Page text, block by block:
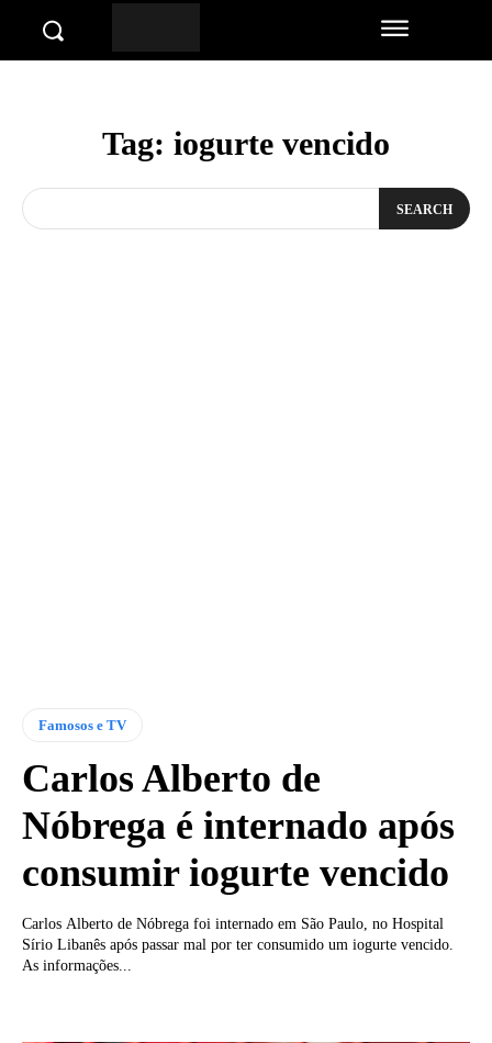
Tag: iogurte vencido
SEARCH
Famosos e TV
Carlos Alberto de
Nóbrega é internado após
consumir iogurte vencido
Carlos Alberto de Nóbrega foi internado em São Paulo, no Hospital
Sírio Libanês após passar mal por ter consumido um iogurte vencido.
As informações...